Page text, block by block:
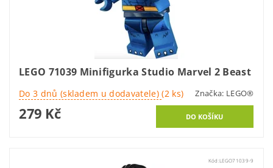
LEGO 71039 Minifigurka Studio Marvel 2 Beast
Do 3 dnů (skladem u dodavatele)(2 ks) Značka: LEGO®
279 Kč
Kód: LEGO71039-9